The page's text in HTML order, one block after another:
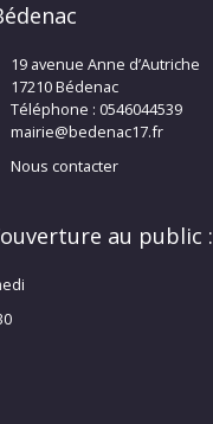
19 avenue Anne d’Autriche
17210 Bédenac
Téléphone : 0546044539
mairie@bedenac17.fr
Nous contacter
au public :